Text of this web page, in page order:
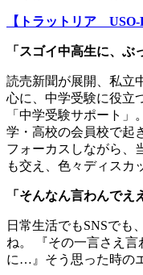
【トラットリア USO-
「スゴイ中高生に、ぶ
読売新聞が展開、私立
心に、中学受験に役立
「中学受験サポート
学・高校の会員校で起
フォーカスしながら、
も交え、色々ディスカ
「 そんなん言わんでえ
日常生活でもSNSでも
ね。 『その一言さえ
に…』そう思った時の